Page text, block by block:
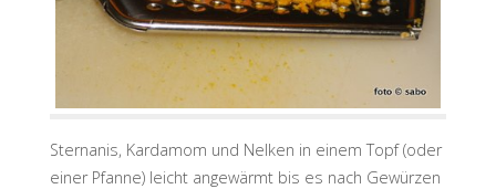
Sternanis, Kardamom und Nelken in einem Topf (oder
einer Pfanne) leicht angewärmt bis es nach Gewürzen